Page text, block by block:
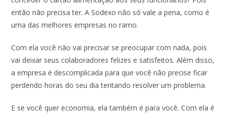
então não precisa ter. A Sodexo não só vale a pena, como é
uma das melhores empresas no ramo.
Com ela você não vai precisar se preocupar com nada, pois
vai deixar seus colaboradores felizes e satisfeitos. Além disso,
a empresa é descomplicada para que você não precise ficar
perdendo horas do seu dia tentando resolver um problema.
E se você quer economia, ela também é para você. Com ela é